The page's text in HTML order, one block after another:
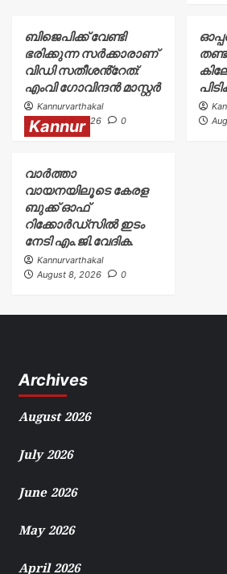
ബിജെപിക്ക് വേണ്ടി
ഭരിക്കുന്ന സർക്കാരാണ്
വിഡി സതീശൻ്റേത്:
എംവി ഗോവിന്ദൻ മാസ്റ്റർ
Kannurvarthakal
August 8, 2026
0
Kannur
വാർത്താ
വായനയിലൂടെ കേരള
ബുക്ക് ഓഫ്
റിക്കോർഡ്സിൽ ഇടം
നേടി എം.ജി.വേദിക.
Kannurvarthakal
August 8, 2026
0
Archives
August 2026
July 2026
June 2026
May 2026
April 2026